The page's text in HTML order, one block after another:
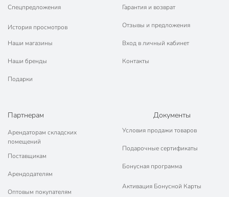
Спецпредложения
История просмотров
Наши магазины
Наши бренды
Подарки
Гарантия и возврат
Отзывы и предложения
Вход в личный кабинет
Контакты
Партнерам
Арендаторам складских
помещений
Поставщикам
Арендодателям
Оптовым покупателям
Документы
Условия продажи товаров
Подарочные сертификаты
Бонусная программа
Активация Бонусной Карты